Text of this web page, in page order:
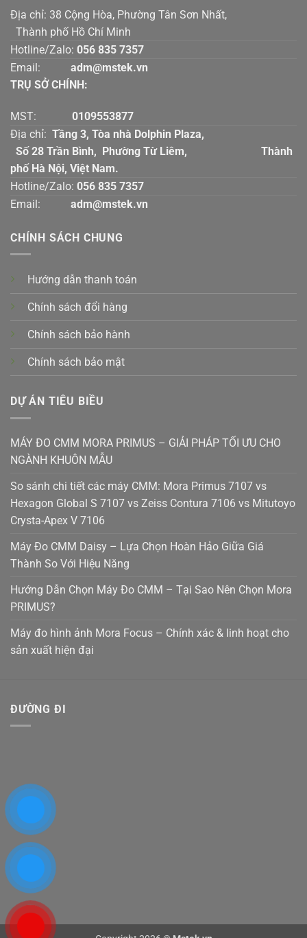
Địa chỉ: 38 Cộng Hòa, Phường Tân Sơn Nhất,
Thành phố Hồ Chí Minh
Hotline/Zalo: 056 835 7357
Email:
adm@mstek.vn
TRỤ SỞ CHÍNH:
MST: 0109553877
Địa chỉ: Tầng 3, Tòa nhà Dolphin Plaza,
Số 28 Trần Bình, Phường Từ Liêm, Thành
phố Hà Nội, Việt Nam.
Hotline/Zalo: 056 835 7357
Email:
adm@mstek.vn
CHÍNH SÁCH CHUNG
Hướng dẫn thanh toán
Chính sách đổi hàng
Chính sách bảo hành
Chính sách bảo mật
DỰ ÁN TIÊU BIỀU
MÁY ĐO CMM MORA PRIMUS – GIẢI PHÁP TỐI ƯU CHO
NGÀNH KHUÔN MẪU
So sánh chi tiết các máy CMM: Mora Primus 7107 vs
Hexagon Global S 7107 vs Zeiss Contura 7106 vs Mitutoyo
Crysta-Apex V 7106
Máy Đo CMM Daisy – Lựa Chọn Hoàn Hảo Giữa Giá
Thành So Với Hiệu Năng
Hướng Dẫn Chọn Máy Đo CMM – Tại Sao Nên Chọn Mora
PRIMUS?
Máy đo hình ảnh Mora Focus – Chính xác & linh hoạt cho
sản xuất hiện đại
ĐƯỜNG ĐI